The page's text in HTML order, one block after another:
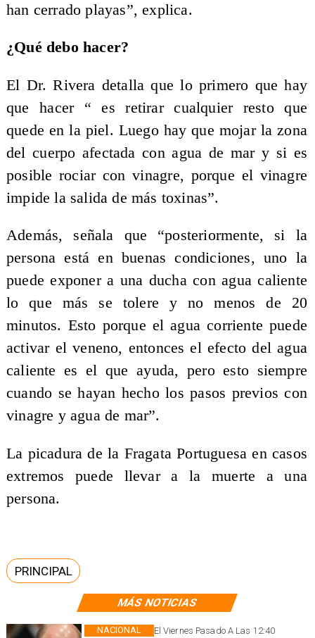
MÁS NOTICIAS
El Viernes Pasado A Las 12:40
NACIONAL
han cerrado playas”, explica.
¿Qué debo hacer?
El Dr. Rivera detalla que lo primero que hay
que hacer “ es retirar cualquier resto que
quede en la piel. Luego hay que mojar la zona
del cuerpo afectada con agua de mar y si es
posible rociar con vinagre, porque el vinagre
impide la salida de más toxinas”.
Además, señala que “posteriormente, si la
persona está en buenas condiciones, uno la
puede exponer a una ducha con agua caliente
lo que más se tolere y no menos de 20
minutos. Esto porque el agua corriente puede
activar el veneno, entonces el efecto del agua
caliente es el que ayuda, pero esto siempre
cuando se hayan hecho los pasos previos con
vinagre y agua de mar”.
La picadura de la Fragata Portuguesa en casos
extremos puede llevar a la muerte a una
persona.
PRINCIPAL